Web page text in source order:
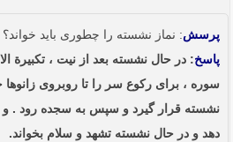
پرسش: نماز نشسته را چطوری باید خواند؟
پاسخ: در حال نشسته بعد از نیت ، تکبیرة
سوره ، براى رکوع سر را تا روبروى
نشسته قرار گیرد و سپس به سجده رود . و
دهد و در حال نشسته تشهد و سلام بخواند.